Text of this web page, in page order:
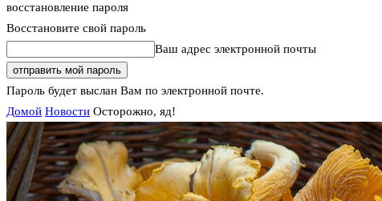
восстановление пароля
Восстановите свой пароль
Ваш адрес электронной почты
Пароль будет выслан Вам по электронной почте.
Домой Новости Осторожно, яд!